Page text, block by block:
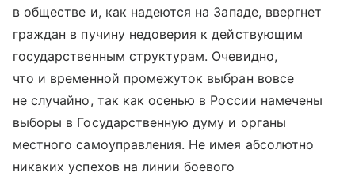
в обществе и, как надеются на Западе, ввергнет
граждан в пучину недоверия к действующим
государственным структурам. Очевидно,
что и временной промежуток выбран вовсе
не случайно, так как осенью в России намечены
выборы в Государственную думу и органы
местного самоуправления. Не имея абсолютно
никаких успехов на линии боевого